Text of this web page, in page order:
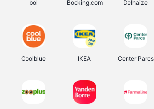
bol Booking.com Delhaize
Coolblue IKEA Center Parcs